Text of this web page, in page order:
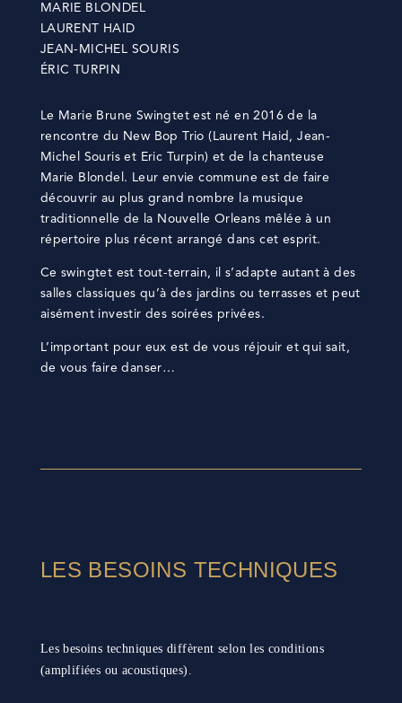
MARIE BLONDEL
LAURENT HAID
JEAN-MICHEL SOURIS
ÉRIC TURPIN
Le Marie Brune Swingtet est né en 2016 de la
rencontre du New Bop Trio (Laurent Haid, Jean-
Michel Souris et Eric Turpin) et de la chanteuse
Marie Blondel. Leur envie commune est de faire
découvrir au plus grand nombre la musique
traditionnelle de la Nouvelle Orleans mêlée à un
répertoire plus récent arrangé dans cet esprit.
Ce swingtet est tout-terrain, il s’adapte autant à des
salles classiques qu’à des jardins ou terrasses et peut
aisément investir des soirées privées.
L’important pour eux est de vous réjouir et qui sait,
de vous faire danser…
LES BESOINS TECHNIQUES
Les besoins techniques diffèrent selon les conditions
(amplifiées ou acoustiques).